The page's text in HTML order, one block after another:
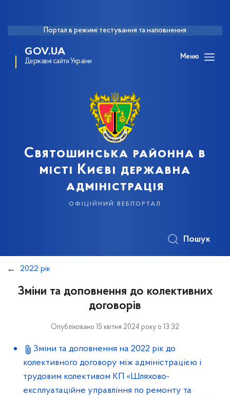
Портал в режимі тестування та наповнення
GOV.UA
Державні сайти України
Меню
Святошинська районна в
місті Києві державна
адміністрація
офіційний вебпортал
Пошук
2022 рік
Зміни та доповнення до колективних
договорів
Опубліковано 15 квітня 2024 року о 13:32
Зміни та доповнення на 2022 рік до
колективного договору між адміністрацією і
трудовим колективом КП «Шляхово-
експлуатаційне управління по ремонту та